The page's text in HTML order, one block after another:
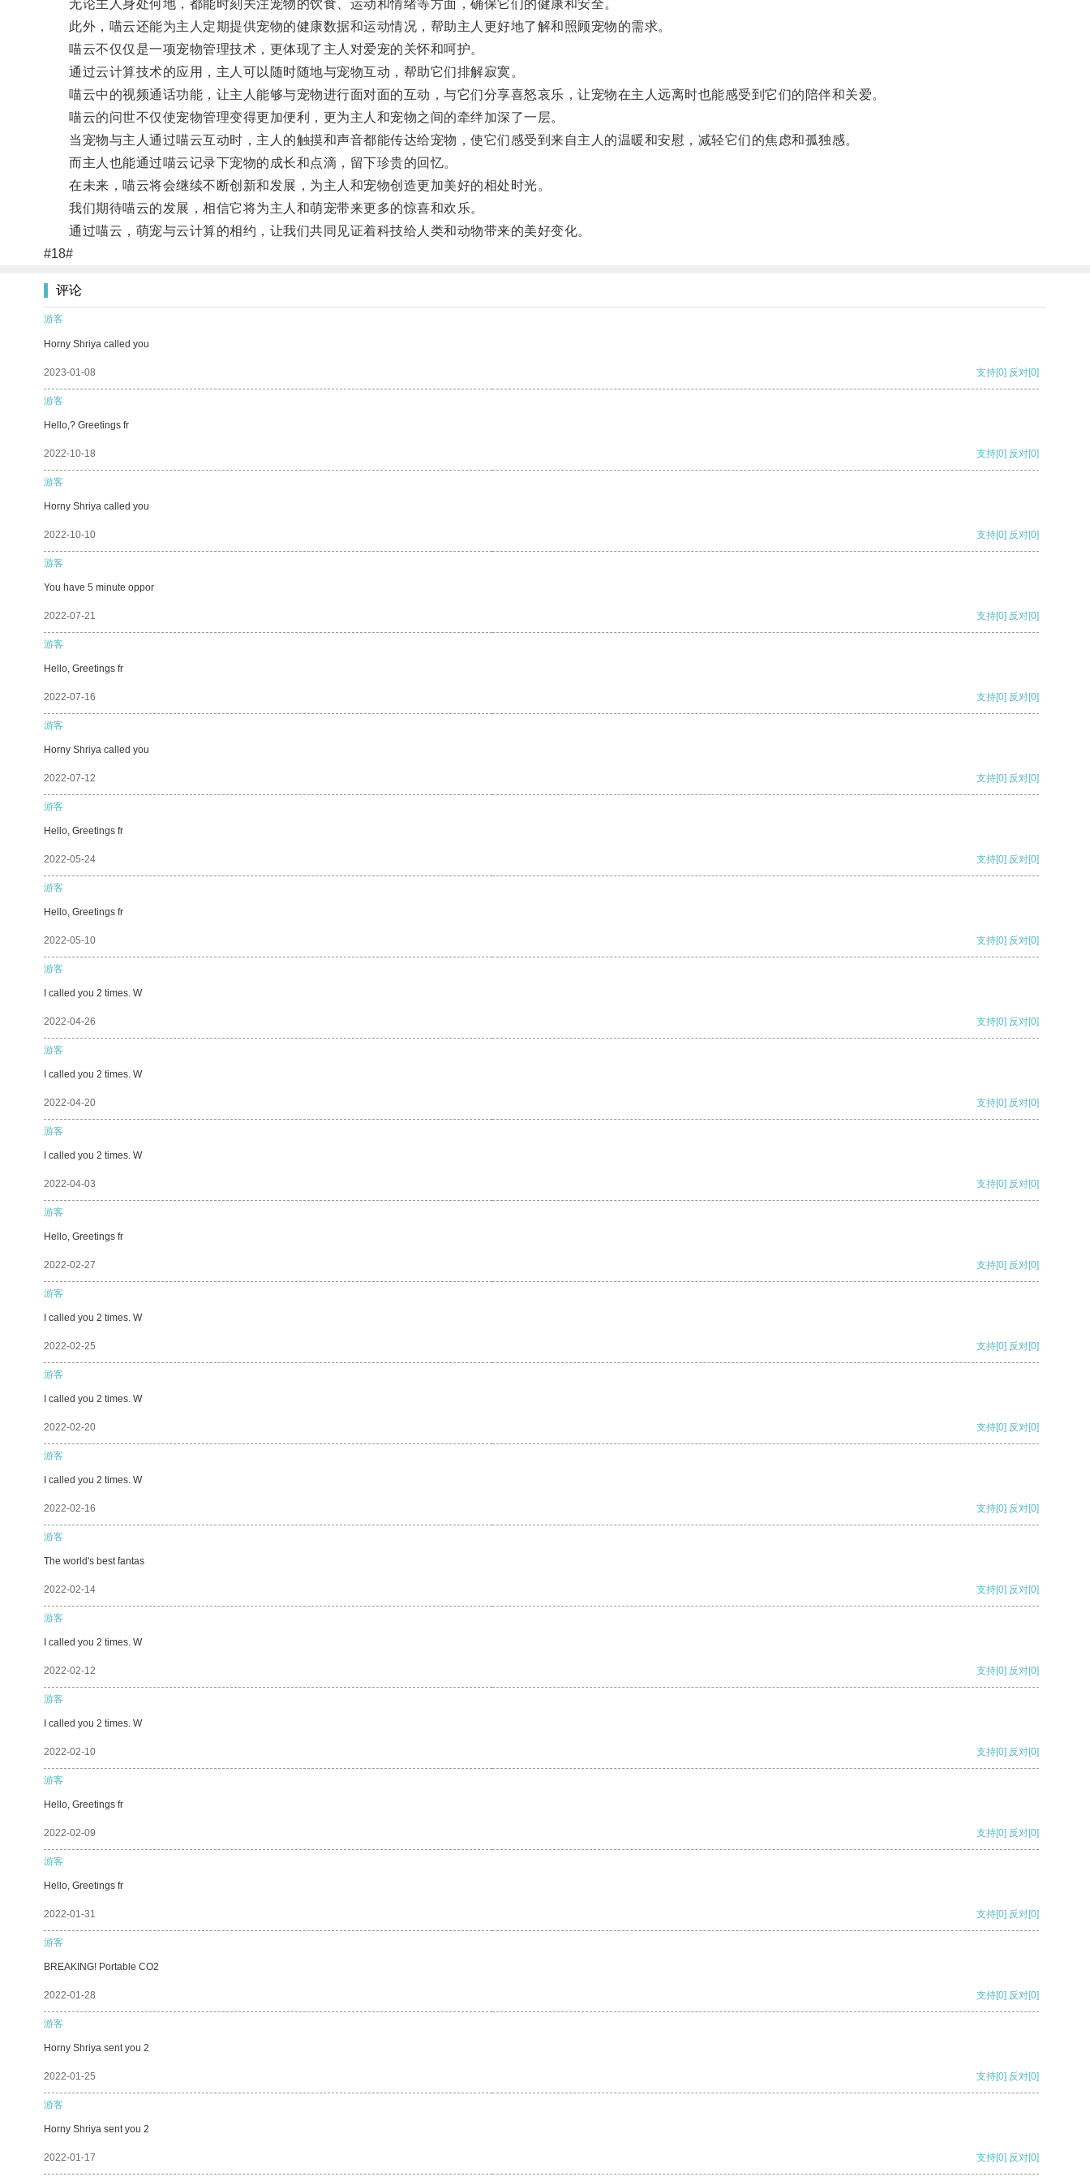
无论主人身处何地，都能时刻关注宠物的饮食、运动和情绪等方面，确保它们的健康和安全。
此外，喵云还能为主人定期提供宠物的健康数据和运动情况，帮助主人更好地了解和照顾宠物的需求。
喵云不仅仅是一项宠物管理技术，更体现了主人对爱宠的关怀和呵护。
通过云计算技术的应用，主人可以随时随地与宠物互动，帮助它们排解寂寞。
喵云中的视频通话功能，让主人能够与宠物进行面对面的互动，与它们分享喜怒哀乐，让宠物在主人远离时也能感受到它们的陪伴和关爱。
喵云的问世不仅使宠物管理变得更加便利，更为主人和宠物之间的牵绊加深了一层。
当宠物与主人通过喵云互动时，主人的触摸和声音都能传达给宠物，使它们感受到来自主人的温暖和安慰，减轻它们的焦虑和孤独感。
而主人也能通过喵云记录下宠物的成长和点滴，留下珍贵的回忆。
在未来，喵云将会继续不断创新和发展，为主人和宠物创造更加美好的相处时光。
我们期待喵云的发展，相信它将为主人和萌宠带来更多的惊喜和欢乐。
通过喵云，萌宠与云计算的相约，让我们共同见证着科技给人类和动物带来的美好变化。
#18#
评论
游客
Horny Shriya called you
2023-01-08 支持[0] 反对[0]
游客
Hello,? Greetings fr
2022-10-18 支持[0] 反对[0]
游客
Horny Shriya called you
2022-10-10 支持[0] 反对[0]
游客
You have 5 minute oppor
2022-07-21 支持[0] 反对[0]
游客
Hello, Greetings fr
2022-07-16 支持[0] 反对[0]
游客
Horny Shriya called you
2022-07-12 支持[0] 反对[0]
游客
Hello, Greetings fr
2022-05-24 支持[0] 反对[0]
游客
Hello, Greetings fr
2022-05-10 支持[0] 反对[0]
游客
I called you 2 times. W
2022-04-26 支持[0] 反对[0]
游客
I called you 2 times. W
2022-04-20 支持[0] 反对[0]
游客
I called you 2 times. W
2022-04-03 支持[0] 反对[0]
游客
Hello, Greetings fr
2022-02-27 支持[0] 反对[0]
游客
I called you 2 times. W
2022-02-25 支持[0] 反对[0]
游客
I called you 2 times. W
2022-02-20 支持[0] 反对[0]
游客
I called you 2 times. W
2022-02-16 支持[0] 反对[0]
游客
The world's best fantas
2022-02-14 支持[0] 反对[0]
游客
I called you 2 times. W
2022-02-12 支持[0] 反对[0]
游客
I called you 2 times. W
2022-02-10 支持[0] 反对[0]
游客
Hello, Greetings fr
2022-02-09 支持[0] 反对[0]
游客
Hello, Greetings fr
2022-01-31 支持[0] 反对[0]
游客
BREAKING! Portable CO2
2022-01-28 支持[0] 反对[0]
游客
Horny Shriya sent you 2
2022-01-25 支持[0] 反对[0]
游客
Horny Shriya sent you 2
2022-01-17 支持[0] 反对[0]